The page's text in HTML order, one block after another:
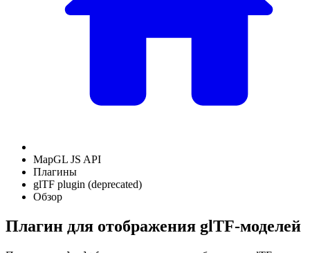
MapGL JS API
Плагины
glTF plugin (deprecated)
Обзор
Плагин для отображения glTF-моделей